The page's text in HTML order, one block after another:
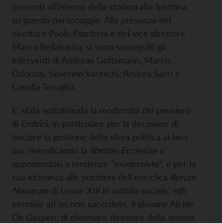
presenti all'interno della storiografia trentina
su questo personaggio. Alla presenza del
direttore Paolo Pombeni e del vice direttore
Marco Bellabarba, si sono susseguiti gli
interventi di Andreas Gottsmann, Marco
Odorizzi, Severino Vareschi, Andrea Sarri e
Camilla Tenaglia.
E’ stata sottolineata la modernità del pensiero
di Endrici, in particolare per la decisione di
lasciare la gestione della sfera politica ai laici,
pur rivendicando la libertas Ecclesiae e
opponendosi a tendenze “moderniste”, e per la
sua vicinanza alle posizioni dell'enciclica Rerum
Novarum di Leone XIII in ambito sociale; egli
permise ad un non sacerdote, il giovane Alcide
De Gasperi, di diventare direttore della testata